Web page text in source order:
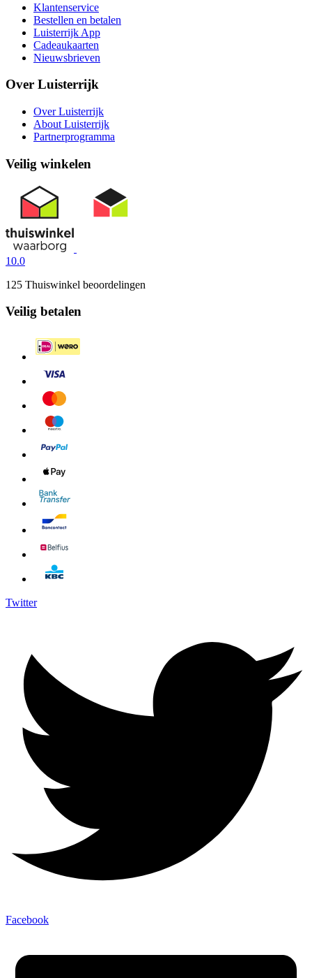
Klantenservice
Bestellen en betalen
Luisterrijk App
Cadeaukaarten
Nieuwsbrieven
Over Luisterrijk
Over Luisterrijk
About Luisterrijk
Partnerprogramma
Veilig winkelen
10.0
125 Thuiswinkel beoordelingen
Veilig betalen
Twitter
Facebook